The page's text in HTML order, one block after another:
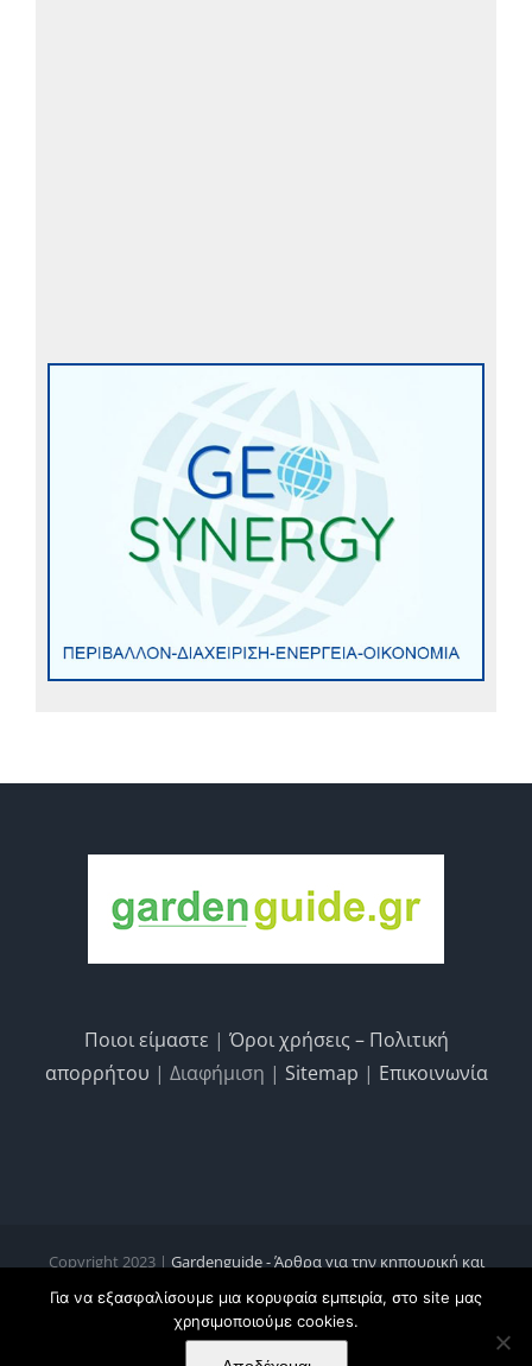
Ποιοι είμαστε | Όροι χρήσεις – Πολιτική
απορρήτου | Διαφήμιση | Sitemap | Επικοινωνία
Copyright 2023 | Gardenguide - Άρθρα για την κηπουρική και
κηποτεχνία, τις καλλιέργειες και την οικολογία
FacebookInstagram
Για να εξασφαλίσουμε μια κορυφαία εμπειρία, στο site μας
χρησιμοποιούμε cookies.